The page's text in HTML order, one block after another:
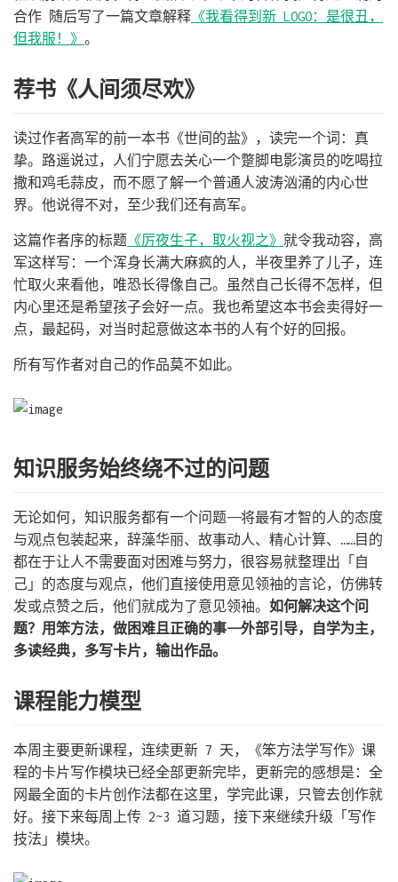
合作 随后写了一篇文章解释 《我看得到新 LOGO：是很丑，
但我服！》 。
荐书《人间须尽欢》
读过作者高军的前一本书《世间的盐》，读完一个词：真
挚。路遥说过，人们宁愿去关心一个蹩脚电影演员的吃喝拉
撒和鸡毛蒜皮，而不愿了解一个普通人波涛汹涌的内心世
界。他说得不对，至少我们还有高军。
这篇作者序的标题 《厉夜生子，取火视之》 就令我动容，高
军这样写：一个浑身长满大麻疯的人，半夜里养了儿子，连
忙取火来看他，唯恐长得像自己。虽然自己长得不怎样，但
内心里还是希望孩子会好一点。我也希望这本书会卖得好一
点，最起码，对当时起意做这本书的人有个好的回报。
所有写作者对自己的作品莫不如此。
知识服务始终绕不过的问题
无论如何，知识服务都有一个问题——将最有才智的人的态度
与观点包装起来，辞藻华丽、故事动人、精心计算、……目的
都在于让人不需要面对困难与努力，很容易就整理出「自
己」的态度与观点，他们直接使用意见领袖的言论，仿佛转
发或点赞之后，他们就成为了意见领袖。 如何解决这个问
题？用笨方法，做困难且正确的事——外部引导，自学为主，
多读经典，多写卡片，输出作品。
课程能力模型
本周主要更新课程，连续更新 7 天，《笨方法学写作》课
程的卡片写作模块已经全部更新完毕，更新完的感想是：全
网最全面的卡片创作法都在这里，学完此课，只管去创作就
好。接下来每周上传 2~3 道习题，接下来继续升级「写作
技法」模块。